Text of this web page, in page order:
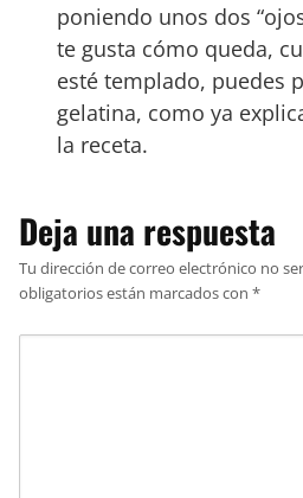
poniendo unos dos
te gusta cómo queda,
esté templado, puedes
gelatina, como ya
la receta.
Deja una respuesta
Tu dirección de correo electrónico no
obligatorios están marcados con *